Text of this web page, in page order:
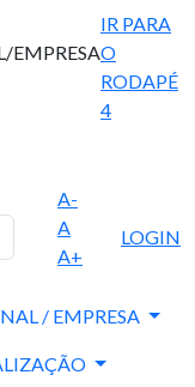
EMPRESA
IR PARA
O
RODAPÉ
4
A-
A
A+
LOGIN
/ EMPRESA